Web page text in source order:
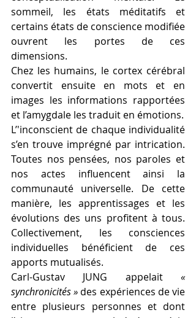
sommeil, les états méditatifs et
certains états de conscience modifiée
ouvrent les portes de ces
dimensions.
Chez les humains, le cortex cérébral
convertit ensuite en mots et en
images les informations rapportées
et l’amygdale les traduit en émotions.
L’'inconscient de chaque individualité
s’en trouve imprégné par intrication.
Toutes nos pensées, nos paroles et
nos actes influencent ainsi la
communauté universelle. De cette
manière, les apprentissages et les
évolutions des uns profitent à tous.
Collectivement, les consciences
individuelles bénéficient de ces
apports mutualisés.
Carl-Gustav JUNG appelait «
synchronicités » des expériences de vie
entre plusieurs personnes et dont